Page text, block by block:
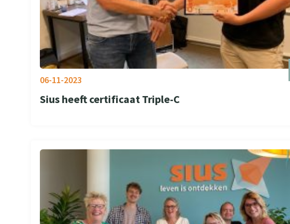
Sius heeft certificaat Triple-C
06-11-2023